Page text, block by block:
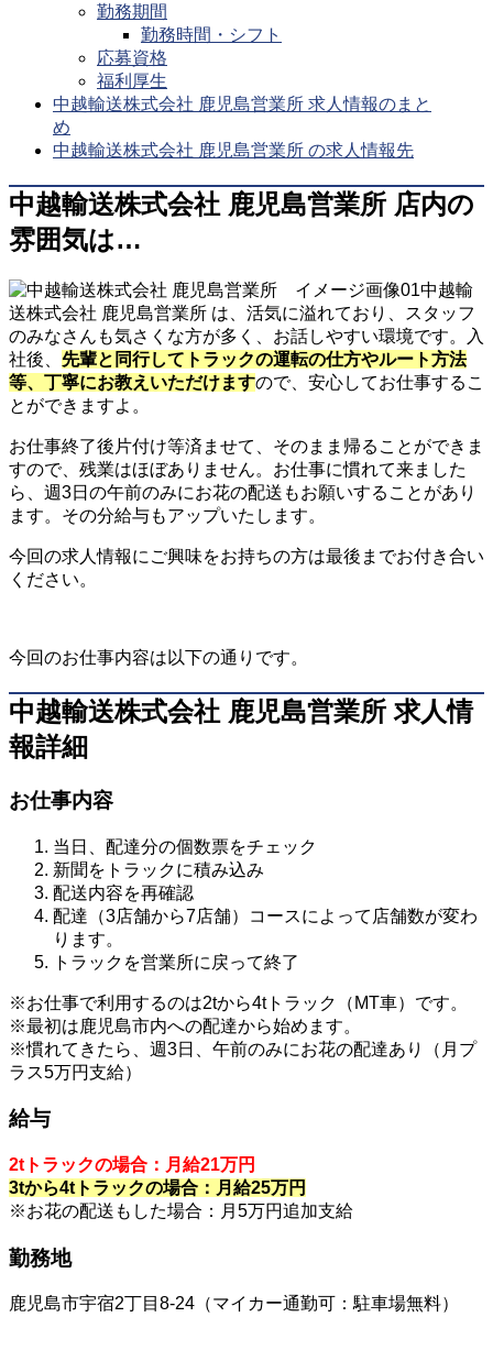
勤務期間
勤務時間・シフト
応募資格
福利厚生
中越輸送株式会社 鹿児島営業所 求人情報のまと
め
中越輸送株式会社 鹿児島営業所 の求人情報先
中越輸送株式会社 鹿児島営業所 店内の
雰囲気は…
中越輸
送株式会社 鹿児島営業所 は、活気に溢れており、スタッフ
のみなさんも気さくな方が多く、お話しやすい環境です。入
社後、 先輩と同行してトラックの運転の仕方やルート方法
等、丁寧にお教えいただけますので、安心してお仕事するこ
とができますよ。
お仕事終了後片付け等済ませて、そのまま帰ることができま
すので、残業はほぼありません。お仕事に慣れて来ました
ら、週3日の午前のみにお花の配送もお願いすることがあり
ます。その分給与もアップいたします。
今回の求人情報にご興味をお持ちの方は最後までお付き合い
ください。
今回のお仕事内容は以下の通りです。
中越輸送株式会社 鹿児島営業所 求人情
報詳細
お仕事内容
当日、配達分の個数票をチェック
新聞をトラックに積み込み
配送内容を再確認
配達（3店舗から7店舗）コースによって店舗数が変わ
ります。
トラックを営業所に戻って終了
※お仕事で利用するのは2tから4tトラック（MT車）です。
※最初は鹿児島市内への配達から始めます。
※慣れてきたら、週3日、午前のみにお花の配達あり（月プ
ラス5万円支給）
給与
2tトラックの場合：月給21万円
3tから4tトラックの場合：月給25万円
※お花の配送もした場合：月5万円追加支給
勤務地
鹿児島市宇宿2丁目8-24（マイカー通勤可：駐車場無料）